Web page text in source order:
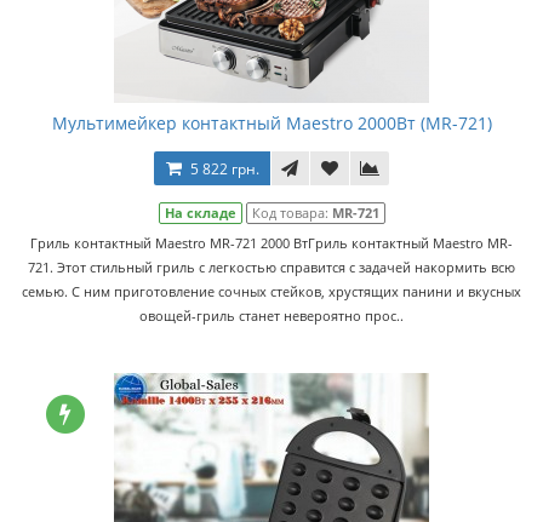
Мультимейкер контактный Maestro 2000Вт (MR-721)
5 822 грн.
На складе Код товара: MR-721
Гриль контактный Maestro MR-721 2000 ВтГриль контактный Maestro MR-
721. Этот стильный гриль с легкостью справится с задачей накормить всю
семью. С ним приготовление сочных стейков, хрустящих панини и вкусных
овощей-гриль станет невероятно прос..